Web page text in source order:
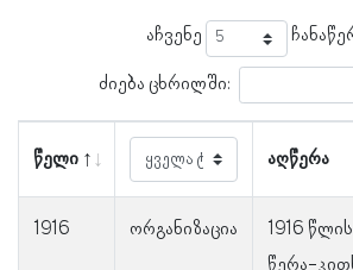
აჩვენე
ძიება ცხრილში:
წელი აღწერა
1916 ორგანიზაცია
1916